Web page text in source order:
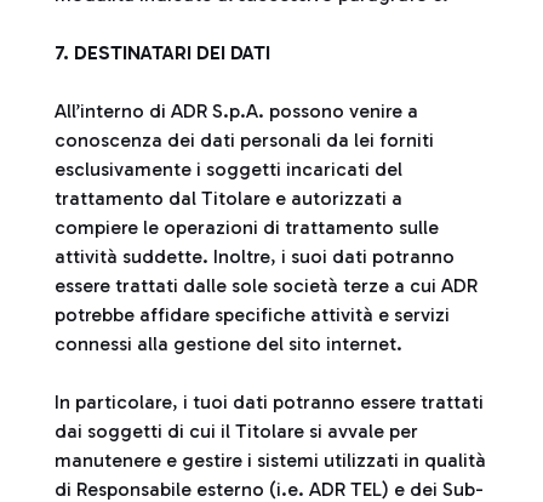
7. DESTINATARI DEI DATI
All’interno di ADR S.p.A. possono venire a
conoscenza dei dati personali da lei forniti
esclusivamente i soggetti incaricati del
trattamento dal Titolare e autorizzati a
compiere le operazioni di trattamento sulle
attività suddette. Inoltre, i suoi dati potranno
essere trattati dalle sole società terze a cui ADR
potrebbe affidare specifiche attività e servizi
connessi alla gestione del sito internet.
In particolare, i tuoi dati potranno essere trattati
dai soggetti di cui il Titolare si avvale per
manutenere e gestire i sistemi utilizzati in qualità
di Responsabile esterno (i.e. ADR TEL) e dei Sub-